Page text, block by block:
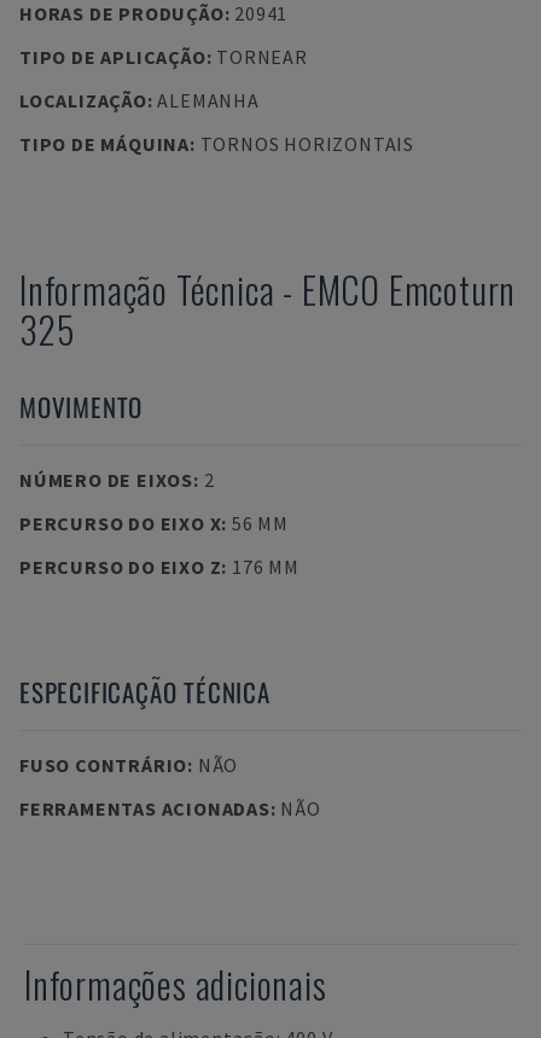
HORAS DE PRODUÇÃO: 20941
TIPO DE APLICAÇÃO: TORNEAR
LOCALIZAÇÃO:ALEMANHA
TIPO DE MÁQUINA: TORNOS HORIZONTAIS
Informação Técnica - EMCO Emcoturn
325
MOVIMENTO
NÚMERO DE EIXOS: 2
PERCURSO DO EIXO X: 56 MM
PERCURSO DO EIXO Z: 176 MM
ESPECIFICAÇÃO TÉCNICA
FUSO CONTRÁRIO: NÃO
FERRAMENTAS ACIONADAS: NÃO
Informações adicionais